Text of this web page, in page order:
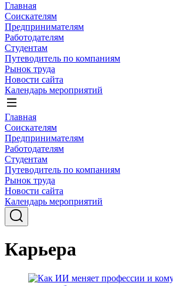
Главная
Соискателям
Предпринимателям
Работодателям
Студентам
Путеводитель по компаниям
Рынок труда
Новости сайта
Календарь мероприятий
Главная
Соискателям
Предпринимателям
Работодателям
Студентам
Путеводитель по компаниям
Рынок труда
Новости сайта
Календарь мероприятий
Карьера